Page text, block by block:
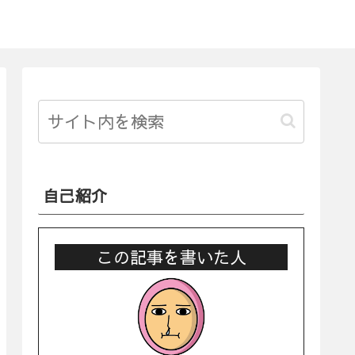
自己紹介
この記事を書いた人